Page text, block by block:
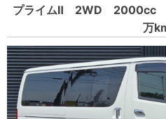
プライムⅡ 2WD 2000cc
万